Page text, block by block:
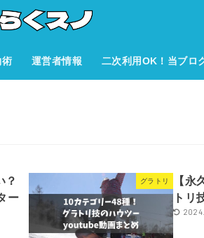
術 運営者情報 二次利用OK！当ブロ
？
ー
グラトリ
【永
トリ